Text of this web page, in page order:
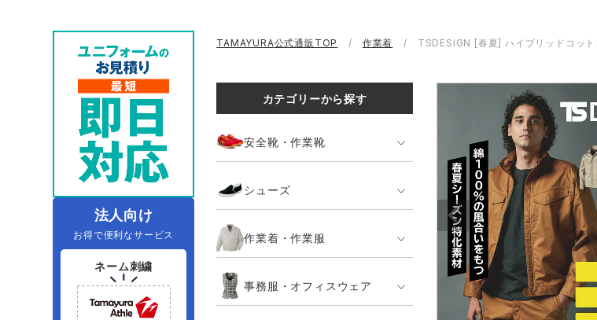
防寒着
コンプレッションウェア 作業用ポロシャツ 安
ヤッケ 作業用小物・アクセサリー類 鞄
ファン付きウェア（空調服シリー
ズ）
電熱ウェア・ヒートウェア 刺
ミズノ安全靴ランキング
空調服ランキング コンプレッションウェアランキング 作業用ポ
レインウェアランキング アイズフロンティア ランキング
アイトス ランキング ジーベック ランキング
ネーム刺
作業着
ニット
ファン付
アイズフロンティア
クロダルマ 桑和 山田辰 クレヒフ
住商モンブラン ボンマックス GUSH FORCE CUP
シンメン 日進ゴム ハイパーV 丸五
タカヤ商事 エアークラフト 自重堂
アタックベース サンエス 中塚被服 イーブン
農作業服
DIY・日曜大工作業服 飲食店ユニフォーム 運送・倉
夜間・高視認性安全服 医療白衣・介護服
法人向け
お得で便利なサービス
ネーム刺繍
TAMAYURA公式通販TOP 作業着 TSDESIGN [春夏] ハイブリッドコッ
カテゴリーから探す
安全靴・作業靴
シューズ
作業着・作業服
事務服・オフィスウェア